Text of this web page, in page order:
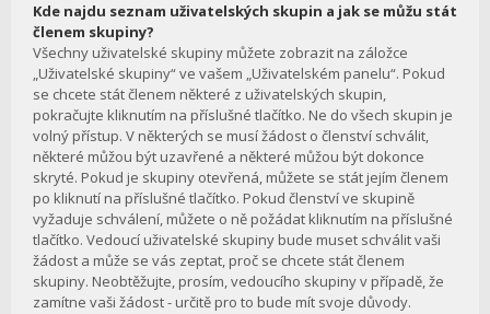
Kde najdu seznam uživatelských skupin a jak se můžu stát
členem skupiny?
Všechny uživatelské skupiny můžete zobrazit na záložce
„Uživatelské skupiny“ ve vašem „Uživatelském panelu“. Pokud
se chcete stát členem některé z uživatelských skupin,
pokračujte kliknutím na příslušné tlačítko. Ne do všech skupin je
volný přístup. V některých se musí žádost o členství schválit,
některé můžou být uzavřené a některé můžou být dokonce
skryté. Pokud je skupiny otevřená, můžete se stát jejím členem
po kliknutí na příslušné tlačítko. Pokud členství ve skupině
vyžaduje schválení, můžete o ně požádat kliknutím na příslušné
tlačítko. Vedoucí uživatelské skupiny bude muset schválit vaši
žádost a může se vás zeptat, proč se chcete stát členem
skupiny. Neobtěžujte, prosím, vedoucího skupiny v případě, že
zamítne vaši žádost - určitě pro to bude mít svoje důvody.